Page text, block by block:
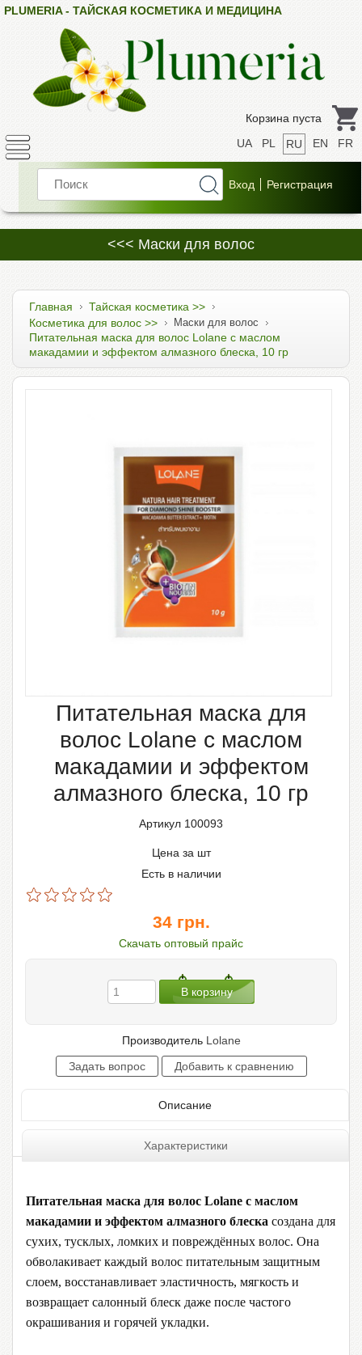
PLUMERIA - ТАЙСКАЯ КОСМЕТИКА И МЕДИЦИНА
Корзина пуста
UA
PL RU EN FR
<<< Маски для волос
Главная
Тайская косметика >>
Косметика для волос >>
Маски для волос
Питательная маска для волос Lolane с маслом
макадамии и эффектом алмазного блеска, 10 гр
Питательная маска для
волос Lolane с маслом
макадамии и эффектом
алмазного блеска, 10 гр
Артикул 100093
Цена за шт
Есть в наличии
34 грн.
Скачать оптовый прайс
Производитель Lolane
Описание
Характеристики
Питательная маска для волос Lolane с маслом
макадамии и эффектом алмазного блеска создана для
сухих, тусклых, ломких и повреждённых волос. Она
обволакивает каждый волос питательным защитным
слоем, восстанавливает эластичность, мягкость и
возвращает салонный блеск даже после частого
окрашивания и горячей укладки.